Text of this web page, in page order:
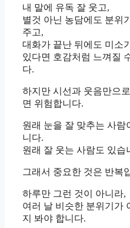
내 말에 유독 잘 웃고,
별것 아닌 농담에도 분위
주고,
대화가 끝난 뒤에도 미소
있다면 호감처럼 느껴질
다.
하지만 시선과 웃음만으
면 위험합니다.
원래 눈을 잘 맞추는 사람
니다.
원래 잘 웃는 사람도 있습
그래서 중요한 것은 반복
하루만 그런 것이 아니라,
여러 날 비슷한 분위기가
지 봐야 합니다.